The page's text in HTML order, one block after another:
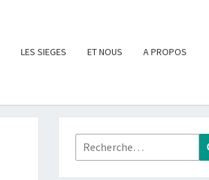
LES SIEGES ET NOUS A PROPOS
Rechercher :